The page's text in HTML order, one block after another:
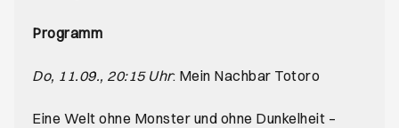
Programm
Do, 11.09., 20:15 Uhr: Mein Nachbar Totoro
Eine Welt ohne Monster und ohne Dunkelheit –